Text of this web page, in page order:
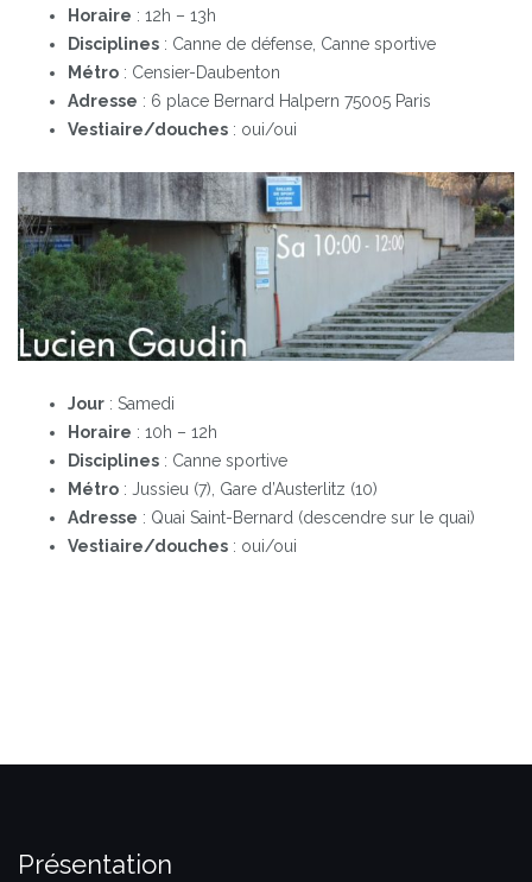
Horaire : 12h – 13h
Disciplines : Canne de défense, Canne sportive
Métro : Censier-Daubenton
Adresse : 6 place Bernard Halpern 75005 Paris
Vestiaire/douches : oui/oui
Jour : Samedi
Horaire : 10h – 12h
Disciplines : Canne sportive
Métro : Jussieu (7), Gare d’Austerlitz (10)
Adresse : Quai Saint-Bernard (descendre sur le quai)
Vestiaire/douches : oui/oui
Présentation